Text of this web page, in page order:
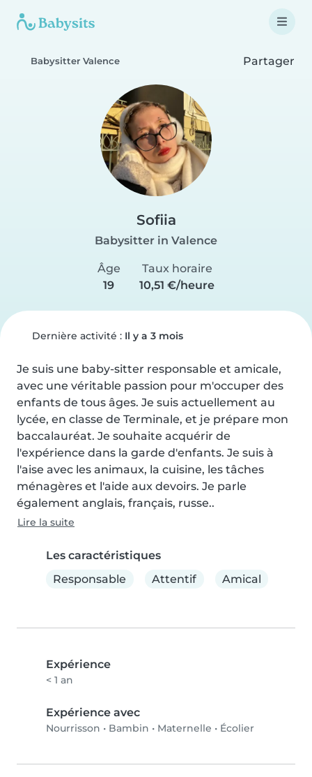
Babysitter Valence Partager
Sofiia
Babysitter in Valence
Âge
19
Taux horaire
10,51 €/heure
Dernière activité : Il y a 3 mois
Je suis une baby-sitter responsable et amicale,
avec une véritable passion pour m'occuper des
enfants de tous âges. Je suis actuellement au
lycée, en classe de Terminale, et je prépare mon
baccalauréat. Je souhaite acquérir de
l'expérience dans la garde d'enfants. Je suis à
l'aise avec les animaux, la cuisine, les tâches
ménagères et l'aide aux devoirs. Je parle
également anglais, français, russe..
Lire la suite
Les caractéristiques
Responsable
Attentif Amical
Expérience
< 1 an
Expérience avec
Nourrisson • Bambin • Maternelle • Écolier